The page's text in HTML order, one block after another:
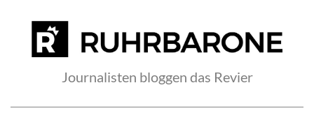
Journalisten bloggen das Revier